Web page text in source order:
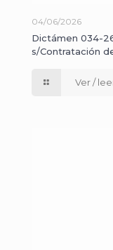
04/06/2026
Dictámen 034-
s/Contratación
Ver /